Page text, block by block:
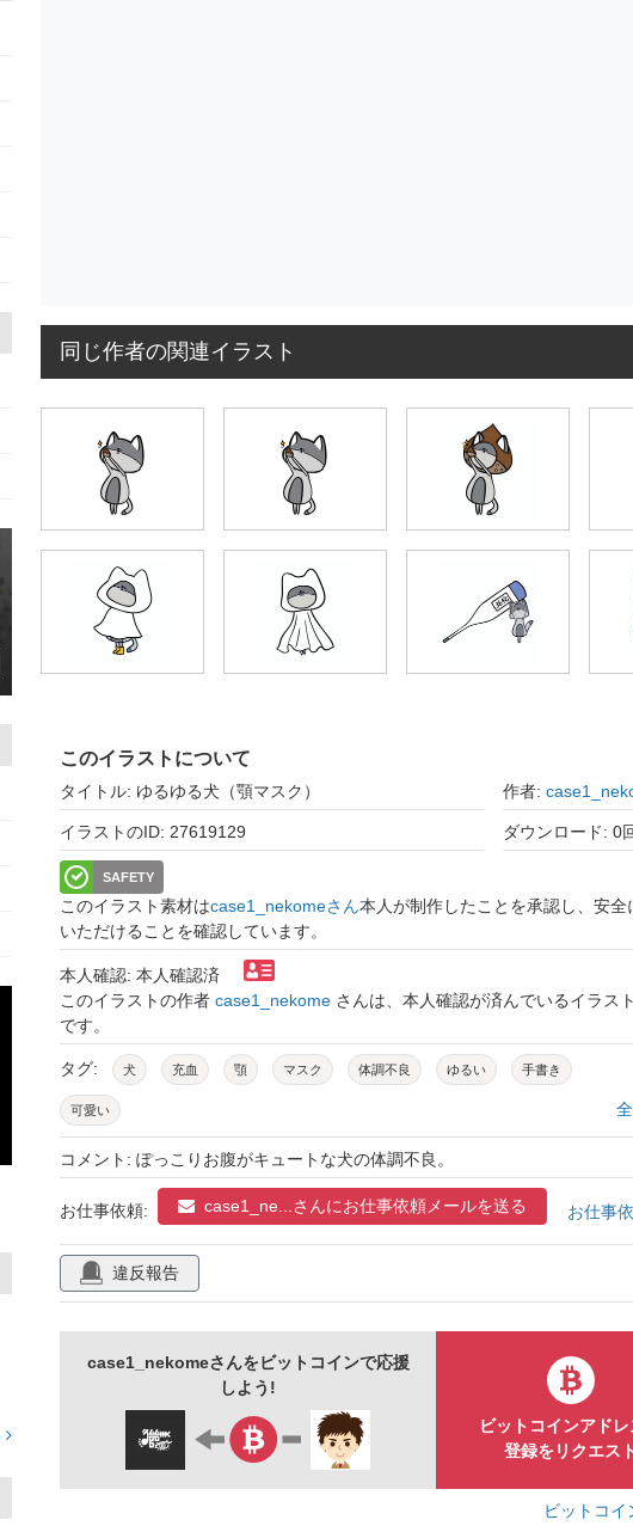
同じ作者の関連イラスト
このイラストについて
タイトル: ゆるゆる犬（顎マスク） 作者:
イラストのID: 27619129 ダウンロード: 0
SAFETY
このイラスト素材はcase1_nekomeさん本人が制作したことを承認し、安全
いただけることを確認しています。
本人確認: 本人確認済
このイラストの作者 case1_nekome さんは、本人確認が済んでいるイラス
です。
タグ: 犬 充血 顎 マスク 体調不良 ゆるい 手書き
可愛い
コメント: ぽっこりお腹がキュートな犬の体調不良。
お仕事依頼: case1_ne...さんにお仕事依頼メールを送る お仕事
違反報告
case1_nekomeさんをビットコインで応援
しよう!
ビットコインアドレ
登録をリクエスト
ビットコイ